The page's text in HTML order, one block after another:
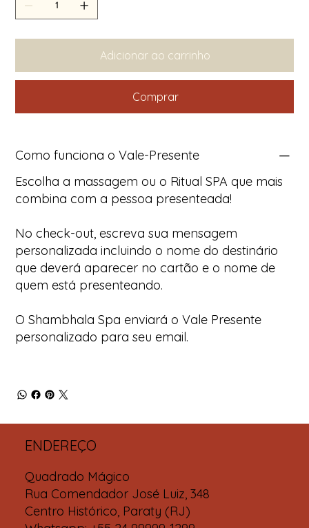
Adicionar ao carrinho
Comprar
Como funciona o Vale-Presente
Escolha a massagem ou o Ritual SPA que mais
combina com a pessoa presenteada!
No check-out, escreva sua mensagem
personalizada incluindo o nome do destinário
que deverá aparecer no cartão e o nome de
quem está presenteando.
O Shambhala Spa enviará o Vale Presente
personalizado para seu email.
Quadrado Mágico
Rua Comendador José Luiz, 348
Centro Histórico, Paraty (RJ)
ENDEREÇO